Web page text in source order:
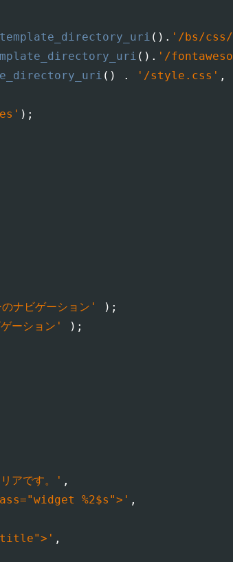
( ) . '/bs/css/
( ) . '/
( ) . '/style.css' ,
) ;
ナビゲーション' ) ;
ーション' ) ;
アです。' ,
%2$s">' ,
title">' ,